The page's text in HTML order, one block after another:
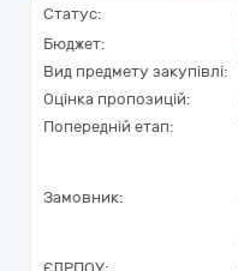
Статус:
Бюджет:
Вид предмету закупівлі:
Оцінка пропозицій:
Попередній етап:
Замовник: